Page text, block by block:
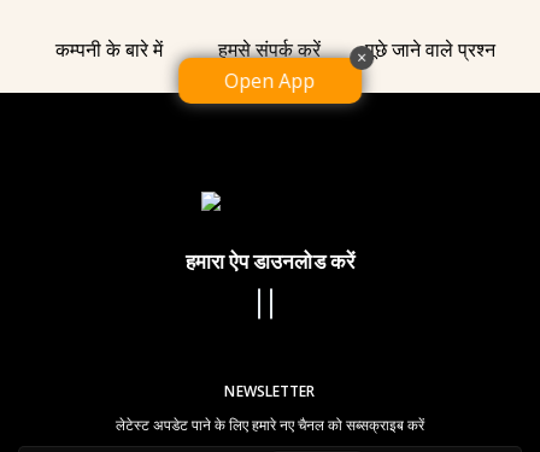
कम्पनी के बारे में हमसे संपर्क करें पूछे जाने वाले प्रश्न
हमारा ऐप डाउनलोड करें
NEWSLETTER
लेटेस्ट अपडेट पाने के लिए हमारे नए चैनल को सब्सक्राइब करें
Open App
×